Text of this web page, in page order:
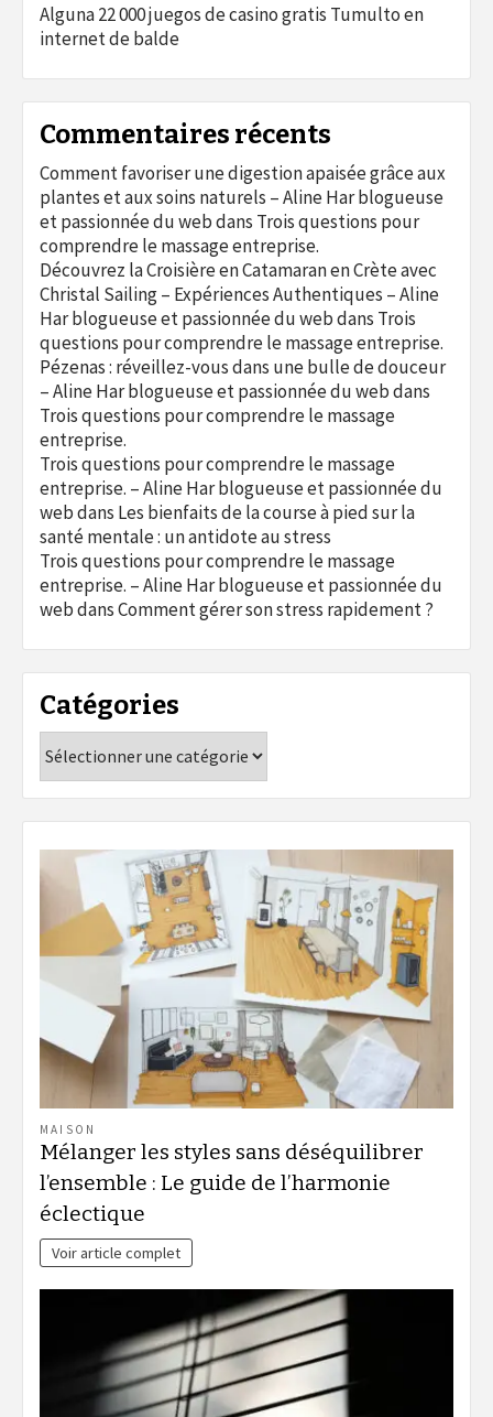
Alguna 22 000 juegos de casino gratis Tumulto en
internet de balde
Commentaires récents
Comment favoriser une digestion apaisée grâce aux
plantes et aux soins naturels – Aline Har blogueuse
et passionnée du webdans Trois questions pour
comprendre le massage entreprise.
Découvrez la Croisière en Catamaran en Crète avec
Christal Sailing – Expériences Authentiques – Aline
Har blogueuse et passionnée du webdans Trois
questions pour comprendre le massage entreprise.
Pézenas : réveillez-vous dans une bulle de douceur
– Aline Har blogueuse et passionnée du webdans
Trois questions pour comprendre le massage
entreprise.
Trois questions pour comprendre le massage
entreprise. – Aline Har blogueuse et passionnée du
webdans Les bienfaits de la course à pied sur la
santé mentale : un antidote au stress
Trois questions pour comprendre le massage
entreprise. – Aline Har blogueuse et passionnée du
webdansComment gérer son stress rapidement ?
Catégories
MAISON
Mélanger les styles sans déséquilibrer
l’ensemble : Le guide de l’harmonie
éclectique
Voir article complet